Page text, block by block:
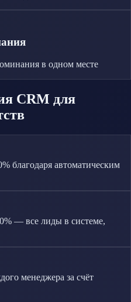
в одном месте
CRM для
благодаря автоматическим
— все лиды в системе,
менеджера за счёт